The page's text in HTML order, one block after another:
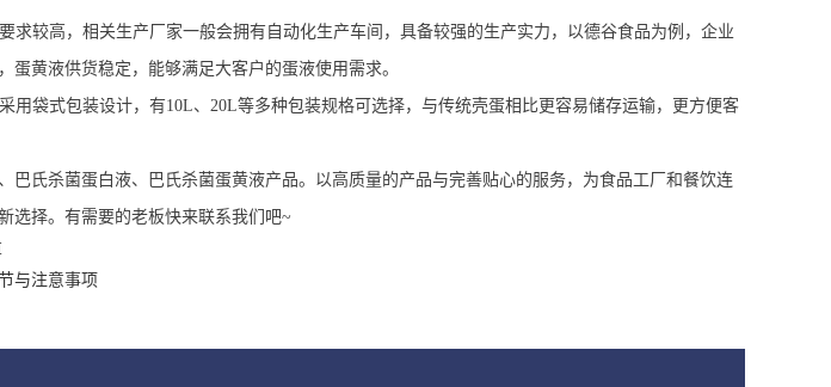
求较高，相关生产厂家一般会拥有自动化生产车间，具备较强的生产实力，以德谷食品为例，企业
蛋黄液供货稳定，能够满足大客户的蛋液使用需求。
用袋式包装设计，有10L、20L等多种包装规格可选择，与传统壳蛋相比更容易储存运输，更方便客
巴氏杀菌蛋白液、巴氏杀菌蛋黄液产品。以高质量的产品与完善贴心的服务，为食品工厂和餐饮连
选择。有需要的老板快来联系我们吧~
与注意事项